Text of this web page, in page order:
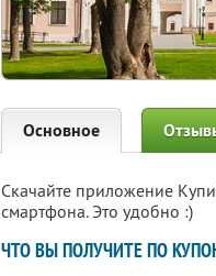
Основное
Скачайте приложение
смартфона. Это удобно :)
ЧТО ВЫ ПОЛУЧИТЕ ПО